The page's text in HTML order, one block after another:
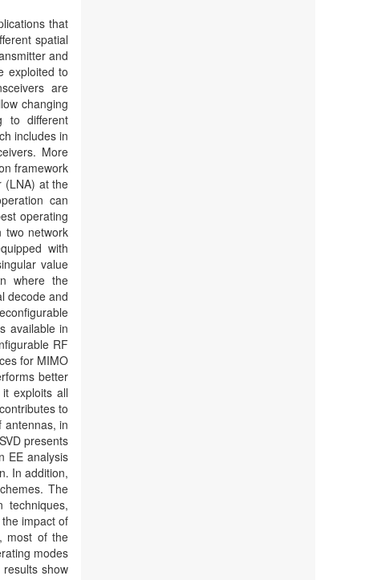
that
spatial
and
exploited to
are
changing
to different
includes in
More
framework
(LNA) at the
can
operating
two network
with
value
where the
decode and
available in
RF
for MIMO
better
exploits all
to
antennas, in
presents
EE analysis
In addition,
The
impact of
most of the
modes
show